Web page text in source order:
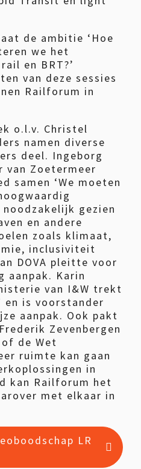
de ambitie ‘Hoe
we het
en BRT?’
van deze sessies
Railforum in
o.l.v. Christel
namen diverse
deel. Ingeborg
van Zoetermeer
samen ‘We moeten
gezien
en andere
zoals klimaat,
inclusiviteit
DOVA pleitte voor
aanpak. Karin
van I&W trekt
en is voorstander
aanpak. Ook pakt
Zevenbergen
de Wet
ruimte kan gaan
in
kan Railforum het
met elkaar in
LR